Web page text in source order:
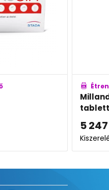
Étrend-kiegészítő
Millandjoy Laktáz